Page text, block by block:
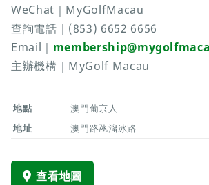
WeChat｜MyGolfMacau
查詢電話｜(853) 6652 6656
Email｜
主辦機構｜MyGolf Macau
地點
澳門葡京人
地址
澳門路氹溜冰路
查看地圖